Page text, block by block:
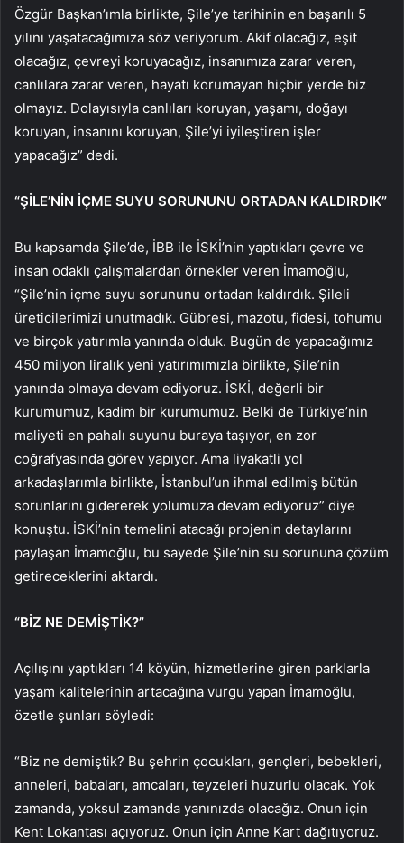
Özgür Başkan’ımla birlikte, Şile’ye tarihinin en başarılı 5
yılını yaşatacağımıza söz veriyorum. Akif olacağız, eşit
olacağız, çevreyi koruyacağız, insanımıza zarar veren,
canlılara zarar veren, hayatı korumayan hiçbir yerde biz
olmayız. Dolayısıyla canlıları koruyan, yaşamı, doğayı
koruyan, insanını koruyan, Şile’yi iyileştiren işler
yapacağız” dedi.
“ŞİLE’NİN İÇME SUYU SORUNUNU ORTADAN KALDIRDIK”
Bu kapsamda Şile’de, İBB ile İSKİ’nin yaptıkları çevre ve
insan odaklı çalışmalardan örnekler veren İmamoğlu,
“Şile’nin içme suyu sorununu ortadan kaldırdık. Şileli
üreticilerimizi unutmadık. Gübresi, mazotu, fidesi, tohumu
ve birçok yatırımla yanında olduk. Bugün de yapacağımız
450 milyon liralık yeni yatırımımızla birlikte, Şile’nin
yanında olmaya devam ediyoruz. İSKİ, değerli bir
kurumumuz, kadim bir kurumumuz. Belki de Türkiye’nin
maliyeti en pahalı suyunu buraya taşıyor, en zor
coğrafyasında görev yapıyor. Ama liyakatli yol
arkadaşlarımla birlikte, İstanbul’un ihmal edilmiş bütün
sorunlarını gidererek yolumuza devam ediyoruz” diye
konuştu. İSKİ’nin temelini atacağı projenin detaylarını
paylaşan İmamoğlu, bu sayede Şile’nin su sorununa çözüm
getireceklerini aktardı.
“BİZ NE DEMİŞTİK?”
Açılışını yaptıkları 14 köyün, hizmetlerine giren parklarla
yaşam kalitelerinin artacağına vurgu yapan İmamoğlu,
özetle şunları söyledi:
“Biz ne demiştik? Bu şehrin çocukları, gençleri, bebekleri,
anneleri, babaları, amcaları, teyzeleri huzurlu olacak. Yok
zamanda, yoksul zamanda yanınızda olacağız. Onun için
Kent Lokantası açıyoruz. Onun için Anne Kart dağıtıyoruz.